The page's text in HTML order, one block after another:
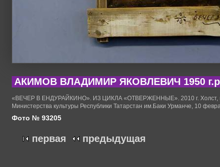
АКИМОВ ВЛАДИМИР ЯКОВЛЕВИЧ 1950
«ВЕЧЕР В ЕНДУРАЙКИНО». ИЗ ЦИКЛА «ОТВЕРЖЕННЫЕ». 2010 г. Холст,
Министерства культуры Республики Татарстан им.Баки Урманче, 10
Фото № 93205
первая предыдущая